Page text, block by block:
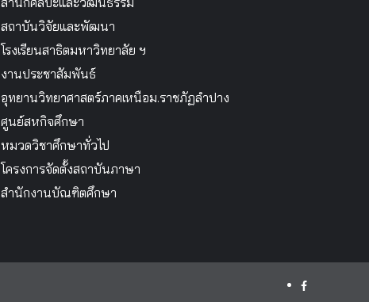
สถาบันวิจัยและพัฒนา
โรงเรียนสาธิตมหาวิทยาลัย ฯ
งานประชาสัมพันธ์
อุทยานวิทยาศาสตร์ภาคเหนือม.ราชภัฏลำปาง
ศูนย์สหกิจศึกษา
หมวดวิชาศึกษาทั่วไป
โครงการจัดตั้งสถาบันภาษา
สำนักงานบัณฑิตศึกษา
facebook